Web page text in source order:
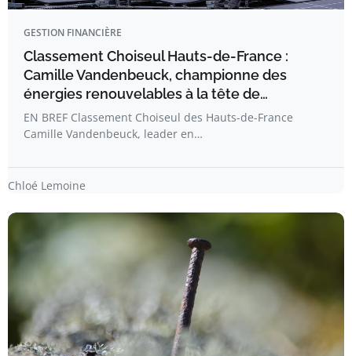
GESTION FINANCIÈRE
Classement Choiseul Hauts-de-France :
Camille Vandenbeuck, championne des
énergies renouvelables à la tête de…
EN BREF Classement Choiseul des Hauts-de-France
Camille Vandenbeuck, leader en…
Chloé Lemoine